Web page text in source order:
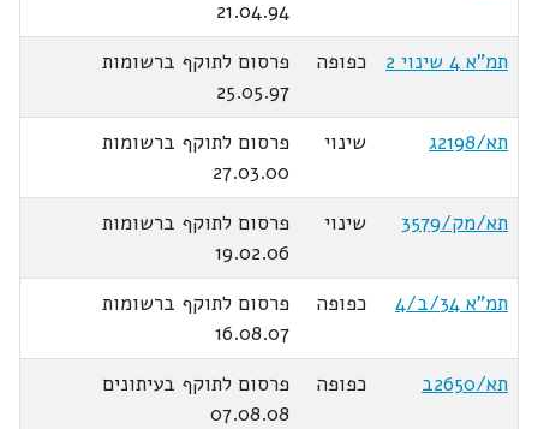
21.04.94
תמ"א 4 שינוי 2
כפופה
פרסום לתוקף ברשומות
25.05.97
תא/2198ג
שינוי
פרסום לתוקף ברשומות
27.03.00
תא/מק/3579
שינוי
פרסום לתוקף ברשומות
19.02.06
תמ"א 34/ב/4
כפופה
פרסום לתוקף ברשומות
16.08.07
תא/2650ב
כפופה
פרסום לתוקף בעיתונים
07.08.08